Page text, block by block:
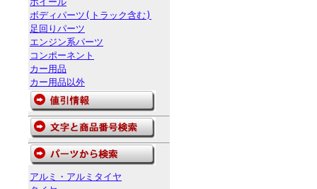
ボディパーツ(トラック含む)
足回りパーツ
エンジン系パーツ
コンポーネント
カー用品
カー用品以外
アルミ・アルミタイヤ